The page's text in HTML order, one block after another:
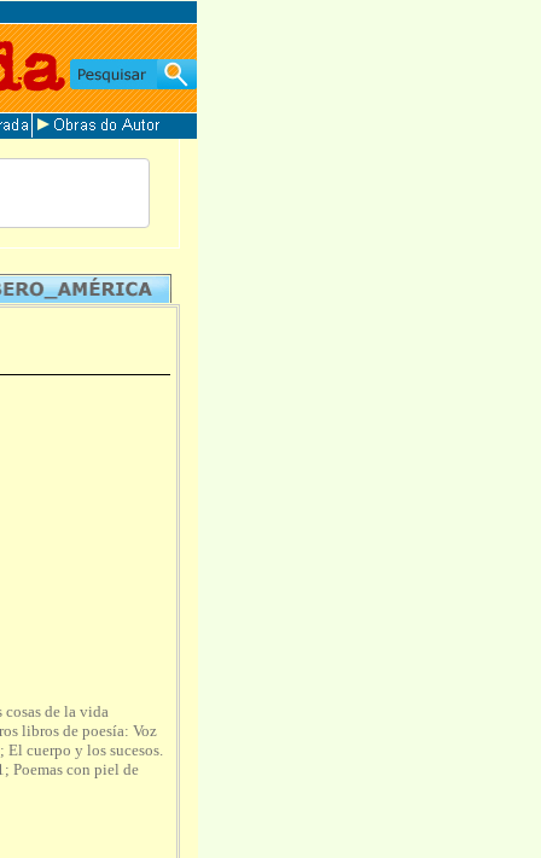
de la vida
libros de poesía: Voz
cuerpo y los sucesos.
Poemas con piel de